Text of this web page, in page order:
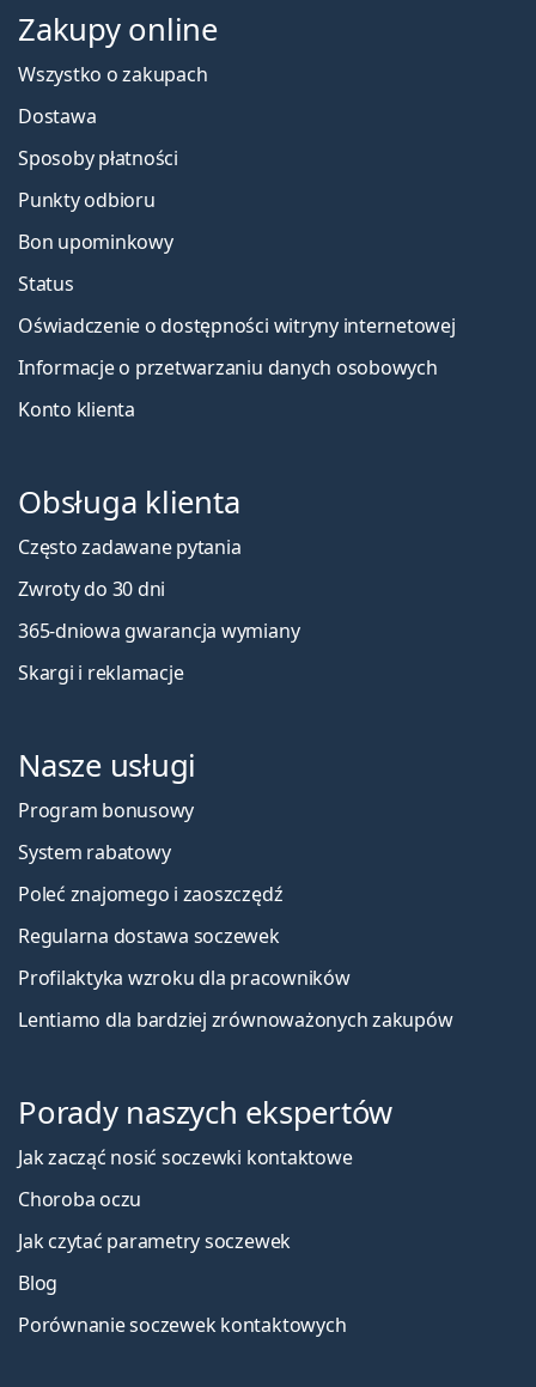
Zakupy online
Wszystko o zakupach
Dostawa
Sposoby płatności
Punkty odbioru
Bon upominkowy
Status
Oświadczenie o dostępności witryny internetowej
Informacje o przetwarzaniu danych osobowych
Konto klienta
Obsługa klienta
Często zadawane pytania
Zwroty do 30 dni
365-dniowa gwarancja wymiany
Skargi i reklamacje
Nasze usługi
Program bonusowy
System rabatowy
Poleć znajomego i zaoszczędź
Regularna dostawa soczewek
Profilaktyka wzroku dla pracowników
Lentiamo dla bardziej zrównoważonych zakupów
Porady naszych ekspertów
Jak zacząć nosić soczewki kontaktowe
Choroba oczu
Jak czytać parametry soczewek
Blog
Porównanie soczewek kontaktowych